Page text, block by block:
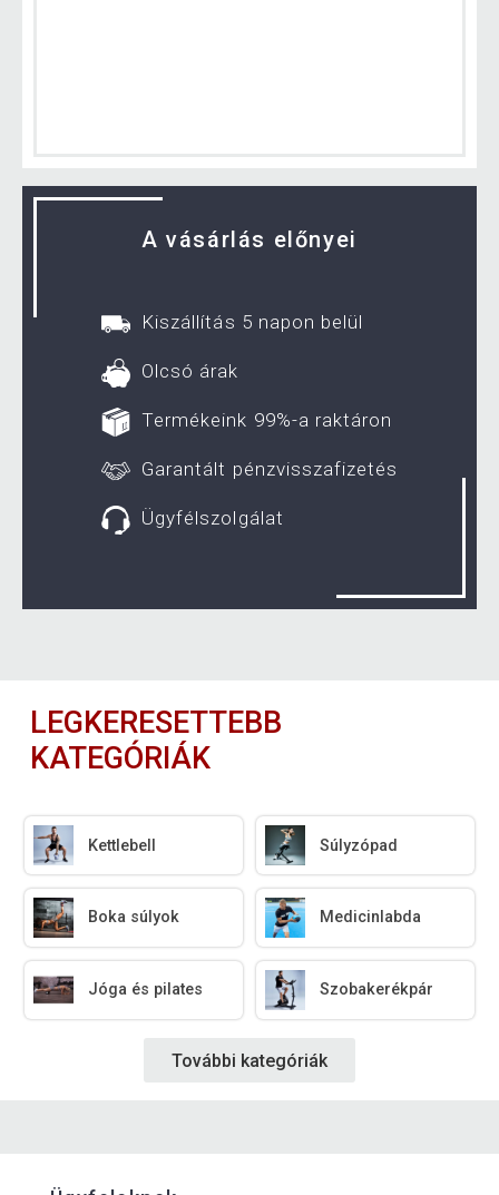
A vásárlás előnyei
Kiszállítás 5 napon belül
Olcsó árak
Termékeink 99%-a raktáron
Garantált pénzvisszafizetés
Ügyfélszolgálat
LEGKERESETTEBB
KATEGÓRIÁK
Kettlebell Súlyzópad
Boka súlyok Medicinlabda
Jóga és pilates Szobakerékpár
További kategóriák